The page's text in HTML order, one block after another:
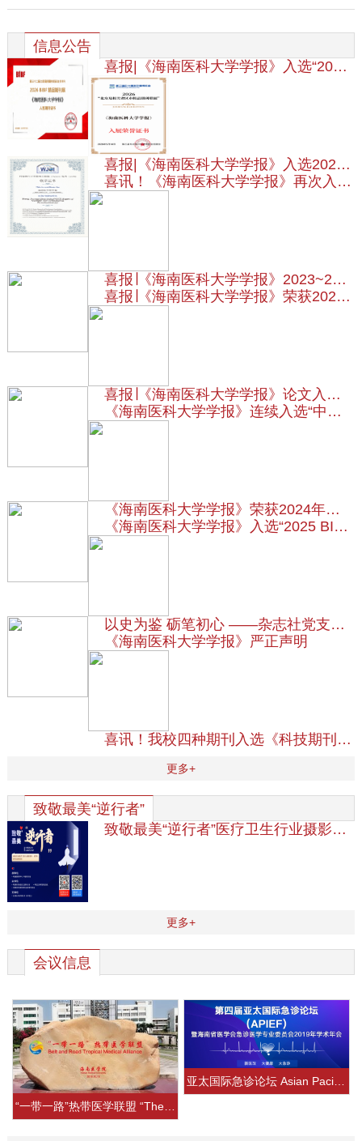
信息公告
喜报|《海南医科大学学报》入选“2026 BIBF精品期刊展”
喜报|《海南医科大学学报》入选2026“北方及相关省区市精品期刊联展”
喜讯！《海南医科大学学报》再次入选《科技期刊世界影响力指数（WJCI）报告》（2025版），影响力再创新高
喜报∣《海南医科大学学报》2023~2025年21篇论文入选中国知网学术精要数据库高影响力论文！
喜报∣《海南医科大学学报》荣获2025 年度维普资讯“优秀传播实践期刊”
喜报∣《海南医科大学学报》论文入选“领跑者5000（F5000）—中国精品科技期刊顶尖学术论文”
《海南医科大学学报》连续入选“中国科技核心期刊”
《海南医科大学学报》荣获2024年度海南省“精品期刊”称号
《海南医科大学学报》入选“2025 BIBF精品期刊展推荐期刊”
以史为鉴 砺笔初心 ——杂志社党支部"七一"海南省史志馆参观学习活动纪实
《海南医科大学学报》严正声明
喜讯！我校四种期刊入选《科技期刊世界影响力指数（WJCI）报告》（2024版）《海南医学院学报》首次入选
更多+
致敬最美“逆行者”
致敬最美“逆行者”医疗卫生行业摄影图片及优秀科普作品征集活动
更多+
会议信息
“一带一路”热带医学联盟 “The Belt and Road” Tropical Medical Alliance (BRTMA)
亚太国际急诊论坛 Asian Pacific International Emergency Forum (APIEF)